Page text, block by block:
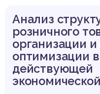
Анализ
розничного
организации и
оптимизации
действующей